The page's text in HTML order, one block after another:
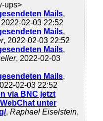
ups>
Mails,
2022-02-03 22:52
Mails,
, 2022-02-03 22:52
Mails,
, 2022-02-03
Mails,
02-03 22:52
via BNC jetzt
unter
, Raphael Eiselstein,